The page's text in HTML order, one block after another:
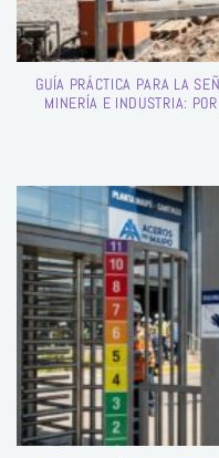
GUÍA PRÁCTICA PARA LA
MINERÍA E INDUSTRIA: